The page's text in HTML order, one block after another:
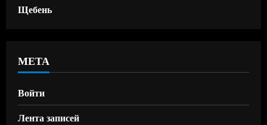
Щебень
МЕТА
Войти
Лента записей